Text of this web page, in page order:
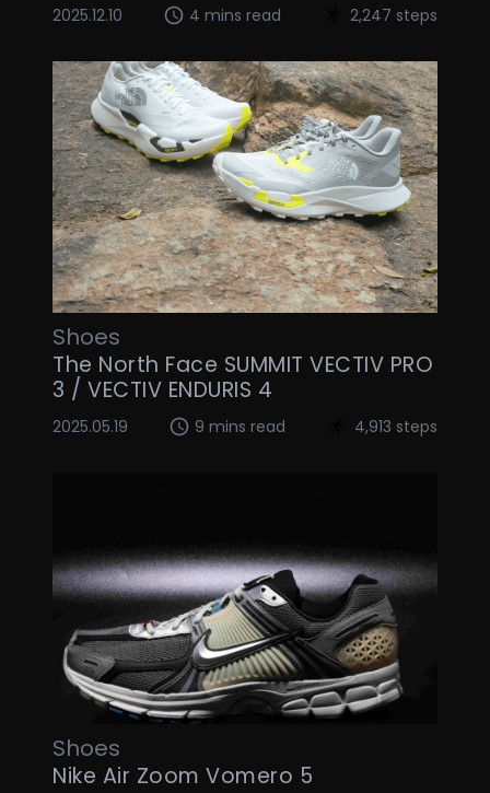
2025.12.10 4 mins read 2,247 steps
Shoes
The North Face SUMMIT VECTIV PRO
3 / VECTIV ENDURIS 4
2025.05.19 9 mins read 4,913 steps
Shoes
Nike Air Zoom Vomero 5